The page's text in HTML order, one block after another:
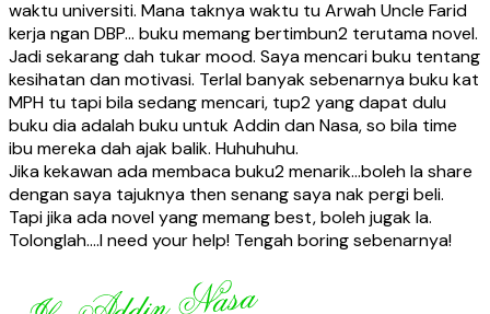
waktu universiti. Mana taknya waktu tu Arwah Uncle Farid
kerja ngan DBP… buku memang bertimbun2 terutama novel.
Jadi sekarang dah tukar mood. Saya mencari buku tentang
kesihatan dan motivasi. Terlal banyak sebenarnya buku kat
MPH tu tapi bila sedang mencari, tup2 yang dapat dulu
buku dia adalah buku untuk Addin dan Nasa, so bila time
ibu mereka dah ajak balik. Huhuhuhu.
Jika kekawan ada membaca buku2 menarik…boleh la share
dengan saya tajuknya then senang saya nak pergi beli.
Tapi jika ada novel yang memang best, boleh jugak la.
Tolonglah….I need your help! Tengah boring sebenarnya!